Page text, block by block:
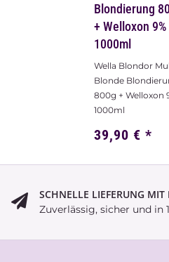
Blondierung
+ Welloxon 9%
1000ml
Wella Blondor
Blonde
800g + Welloxon
1000ml
39,90 € *
Sofort verfügbar
SCHNELLE LIEFERUNG MIT
Zuverlässig, sicher und in